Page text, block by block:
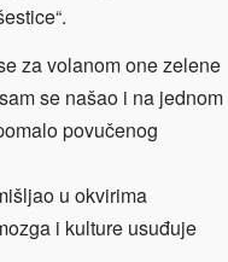
za volanom one zelene
se našao i na jednom
povučenog
u okvirima
i kulture usuđuje